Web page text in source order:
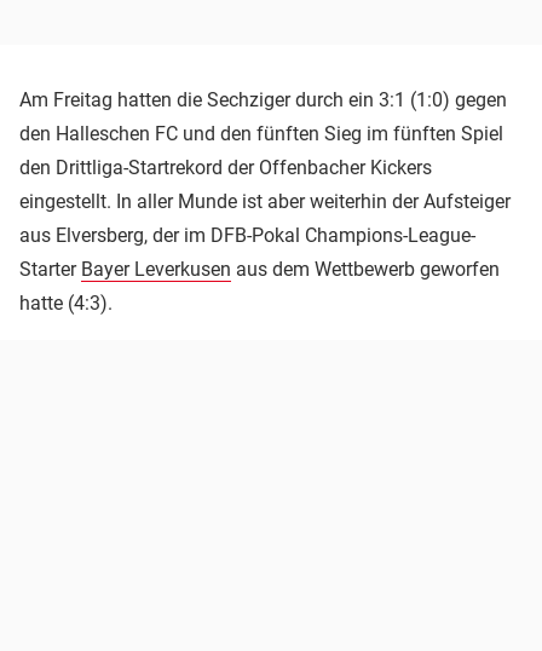
Am Freitag hatten die Sechziger durch ein 3:1 (1:0) gegen
den Halleschen FC und den fünften Sieg im fünften Spiel
den Drittliga-Startrekord der Offenbacher Kickers
eingestellt. In aller Munde ist aber weiterhin der Aufsteiger
aus Elversberg, der im DFB-Pokal Champions-League-
Starter Bayer Leverkusen aus dem Wettbewerb geworfen
hatte (4:3).